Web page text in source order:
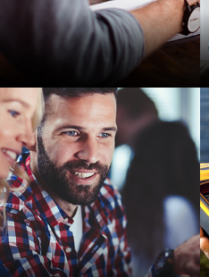
Strategische
Allianzen